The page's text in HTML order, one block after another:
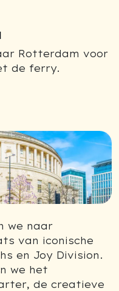
Rotterdam voor
de ferry.
we naar
van iconische
en Joy Division.
we het
de creatieve